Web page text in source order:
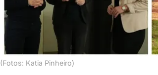
(Fotos: Katia Pinheiro)